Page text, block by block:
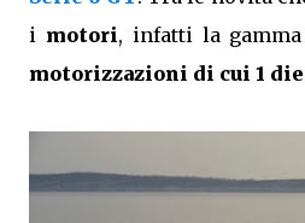
i motori, infatti la
motorizzazioni di cui 1